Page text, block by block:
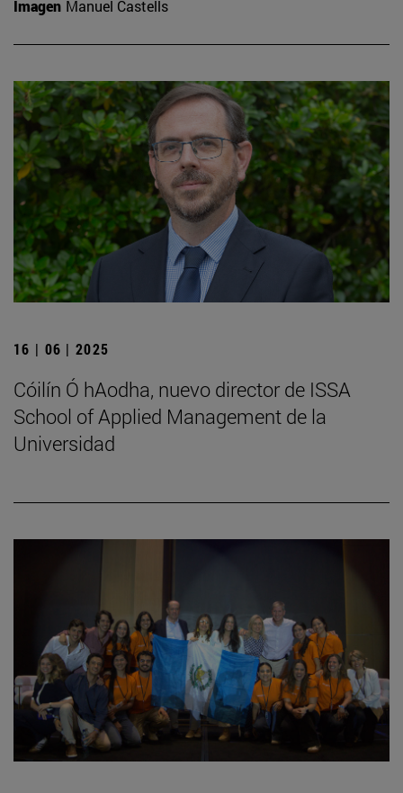
Imagen Manuel Castells
16 | 06 | 2025
Cóilín Ó hAodha, nuevo director de ISSA
School of Applied Management de la
Universidad